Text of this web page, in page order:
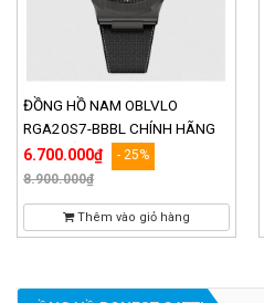
ĐỒNG HỒ NAM OBLVLO
RGA20S7-BBBL CHÍNH HÃNG
CAO CẤP VÀ CHẤT LƯỢNG
6.700.000₫
- 25%
8.900.000₫
Thêm vào giỏ hàng